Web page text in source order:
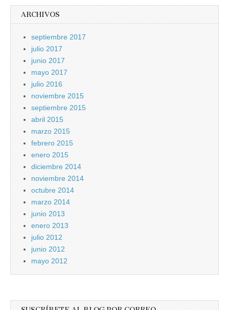
ARCHIVOS
septiembre 2017
julio 2017
junio 2017
mayo 2017
julio 2016
noviembre 2015
septiembre 2015
abril 2015
marzo 2015
febrero 2015
enero 2015
diciembre 2014
noviembre 2014
octubre 2014
marzo 2014
junio 2013
enero 2013
julio 2012
junio 2012
mayo 2012